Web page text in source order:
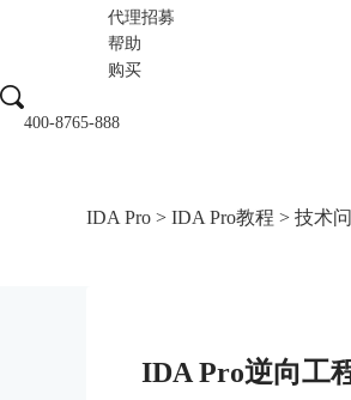
代理招募
帮助
购买
400-8765-888
IDA Pro > IDA Pro教程 > 技术
IDA Pro逆向工